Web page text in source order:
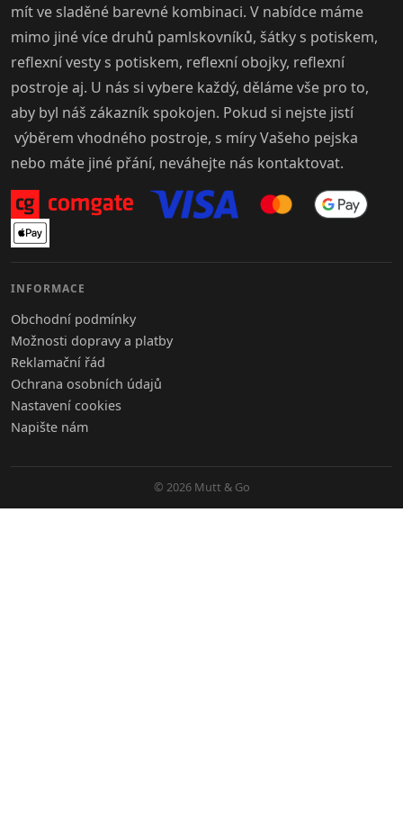
mít ve sladěné barevné kombinaci. V nabídce máme
mimo jiné více druhů pamlskovníků, šátky s potiskem,
reflexní vesty s potiskem, reflexní obojky, reflexní
postroje aj. U nás si vybere každý, děláme vše pro to,
aby byl náš zákazník spokojen. Pokud si nejste jistí
výběrem vhodného postroje, s míry Vašeho pejska
nebo máte jiné přání, neváhejte nás kontaktovat.
INFORMACE
Obchodní podmínky
Možnosti dopravy a platby
Reklamační řád
Ochrana osobních údajů
Nastavení cookies
Napište nám
© 2026 Mutt & Go